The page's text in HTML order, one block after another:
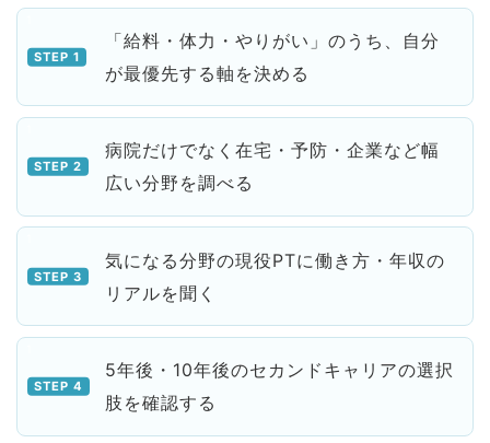
「給料・体力・やりがい」のうち、自分
が最優先する軸を決める
病院だけでなく在宅・予防・企業など幅
広い分野を調べる
気になる分野の現役PTに働き方・年収の
リアルを聞く
5年後・10年後のセカンドキャリアの選択
肢を確認する